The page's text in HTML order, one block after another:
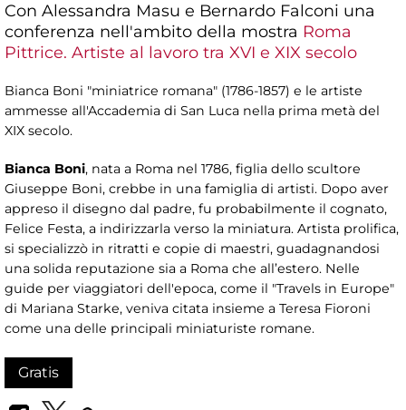
Con Alessandra Masu e Bernardo Falconi una
conferenza nell'ambito della mostra Roma
Pittrice. Artiste al lavoro tra XVI e XIX secolo
Bianca Boni "miniatrice romana" (1786-1857) e le artiste
ammesse all'Accademia di San Luca nella prima metà del
XIX secolo.
Bianca Boni, nata a Roma nel 1786, figlia dello scultore
Giuseppe Boni, crebbe in una famiglia di artisti. Dopo aver
appreso il disegno dal padre, fu probabilmente il cognato,
Felice Festa, a indirizzarla verso la miniatura. Artista prolifica,
si specializzò in ritratti e copie di maestri, guadagnandosi
una solida reputazione sia a Roma che all’estero. Nelle
guide per viaggiatori dell'epoca, come il "Travels in Europe"
di Mariana Starke, veniva citata insieme a Teresa Fioroni
come una delle principali miniaturiste romane.
Gratis